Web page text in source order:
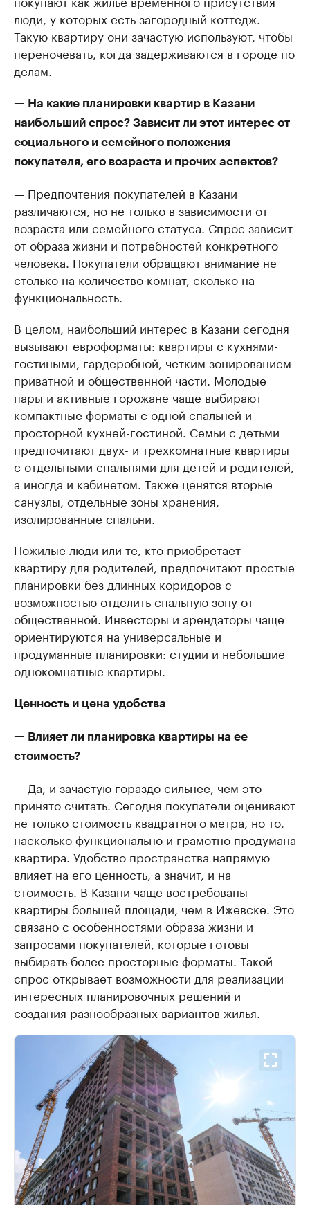
люди, у которых есть загородный коттедж.
Такую квартиру они зачастую используют, чтобы
переночевать, когда задерживаются в городе по
делам.
— На какие планировки квартир в Казани
наибольший спрос? Зависит ли этот интерес от
социального и семейного положения
покупателя, его возраста и прочих аспектов?
— Предпочтения покупателей в Казани
различаются, но не только в зависимости от
возраста или семейного статуса. Спрос зависит
от образа жизни и потребностей конкретного
человека. Покупатели обращают внимание не
столько на количество комнат, сколько на
функциональность.
В целом, наибольший интерес в Казани сегодня
вызывают евроформаты: квартиры с кухнями-
гостиными, гардеробной, четким зонированием
приватной и общественной части. Молодые
пары и активные горожане чаще выбирают
компактные форматы с одной спальней и
просторной кухней-гостиной. Семьи с детьми
предпочитают двух- и трехкомнатные квартиры
с отдельными спальнями для детей и родителей,
а иногда и кабинетом. Также ценятся вторые
санузлы, отдельные зоны хранения,
изолированные спальни.
Пожилые люди или те, кто приобретает
квартиру для родителей, предпочитают простые
планировки без длинных коридоров с
возможностью отделить спальную зону от
общественной. Инвесторы и арендаторы чаще
ориентируются на универсальные и
продуманные планировки: студии и небольшие
однокомнатные квартиры.
Ценность и цена удобства
— Влияет ли планировка квартиры на ее
стоимость?
— Да, и зачастую гораздо сильнее, чем это
принято считать. Сегодня покупатели оценивают
не только стоимость квадратного метра, но то,
насколько функционально и грамотно продумана
квартира. Удобство пространства напрямую
влияет на его ценность, а значит, и на
стоимость. В Казани чаще востребованы
квартиры большей площади, чем в Ижевске. Это
связано с особенностями образа жизни и
запросами покупателей, которые готовы
выбирать более просторные форматы. Такой
спрос открывает возможности для реализации
интересных планировочных решений и
создания разнообразных вариантов жилья.